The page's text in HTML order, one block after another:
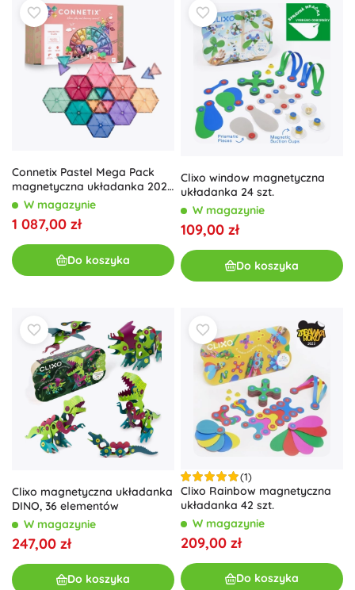
Connetix Pastel Mega Pack
magnetyczna układanka 202
elementy
W magazynie
1 087,00 zł
Do koszyka
Clixo window magnetyczna
układanka 24 szt.
W magazynie
109,00 zł
Do koszyka
Clixo magnetyczna układanka
DINO, 36 elementów
W magazynie
247,00 zł
Do koszyka
(1)
Clixo Rainbow magnetyczna
układanka 42 szt.
W magazynie
209,00 zł
Do koszyka